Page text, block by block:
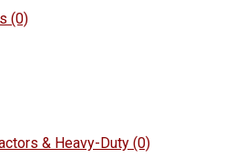
(0)
& Heavy-Duty (0)